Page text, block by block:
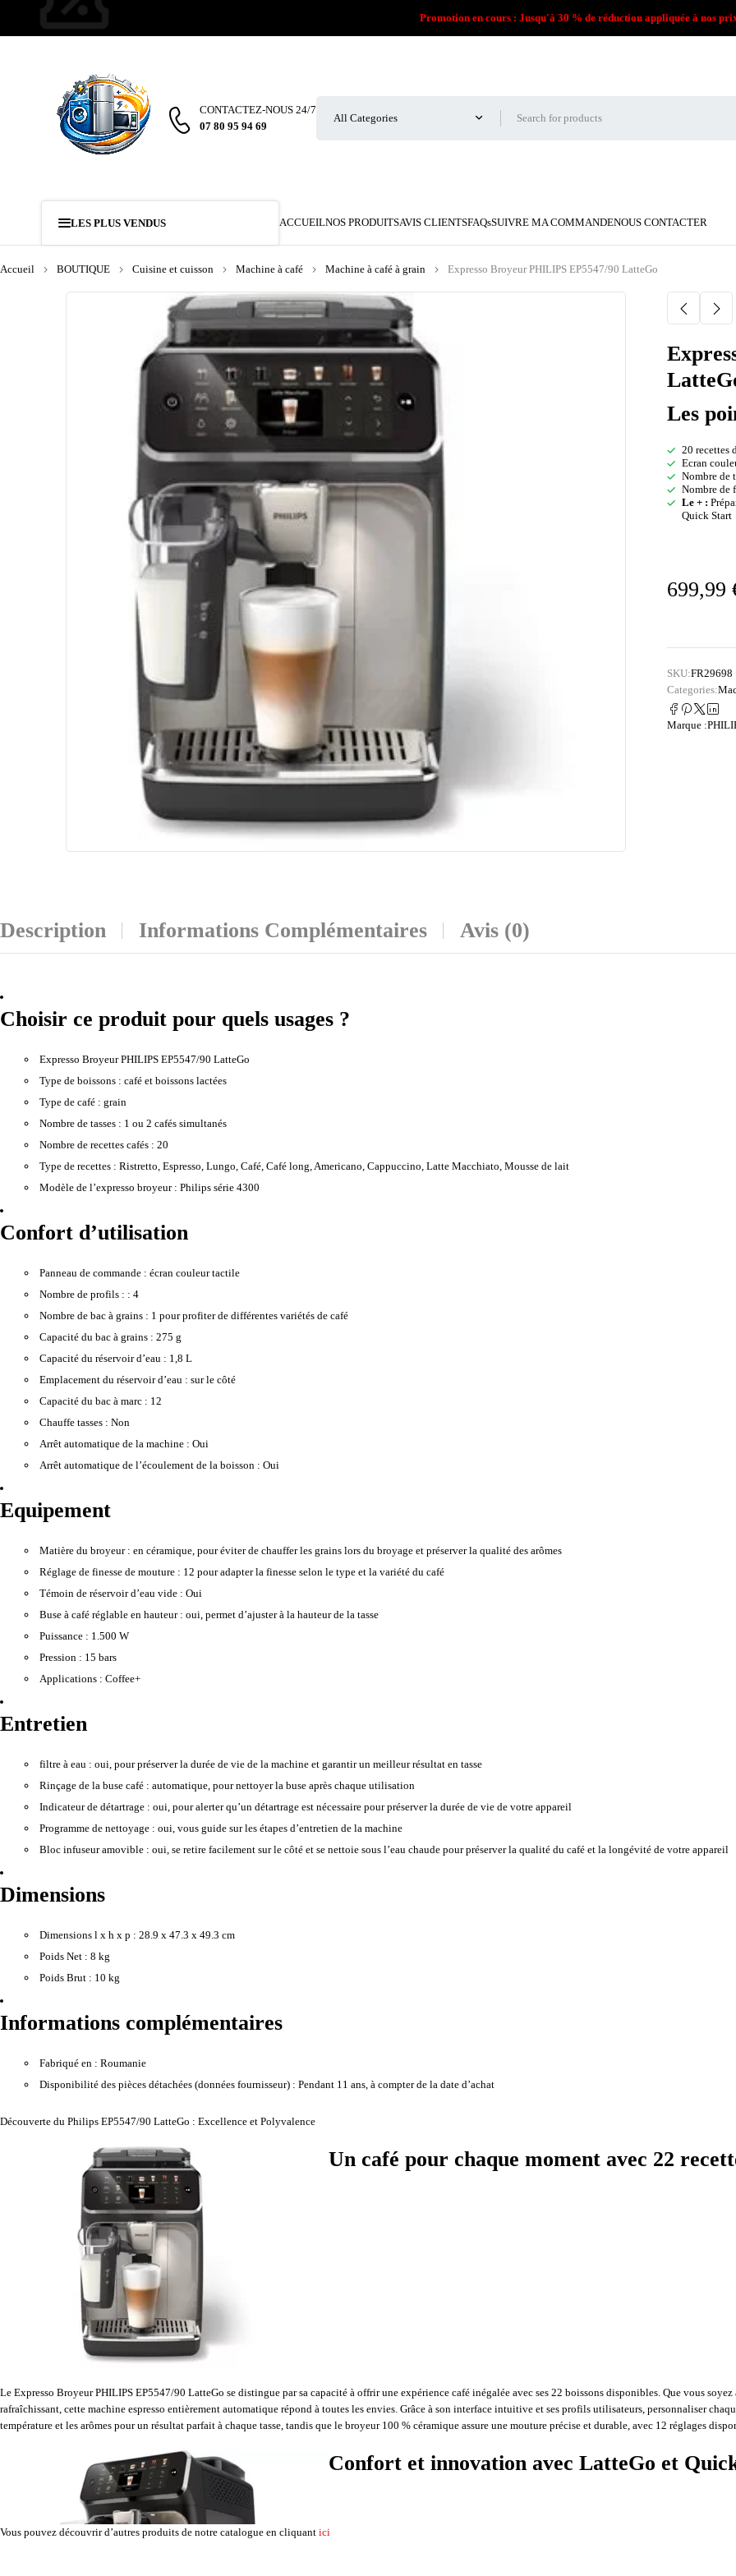
Promotion en cours : Jusqu'à 30 % de réduction appliquée à nos
CONTACTEZ-NOUS 24/7
07 80 95 94 69
LES PLUS VENDUS ACCUEILNOS PRODUITSAVIS CLIENTSFAQsSUIVRE MA COMMANDENOUS CONTACTER
Accueil BOUTIQUE Cuisine et cuisson Machine à café Machine à café à grain Expresso Broyeur PHILIPS EP5547/90 LatteGo
Les
20 recettes
Ecran
Nombre de
Nombre de
Le + :
Quick Start
699,99
SKU:FR29698
Categories:
Marque :
Description Informations Complémentaires Avis (0)
Choisir ce produit pour quels usages ?
Expresso Broyeur PHILIPS EP5547/90 LatteGo
Type de boissons : café et boissons lactées
Type de café : grain
Nombre de tasses : 1 ou 2 cafés simultanés
Nombre de recettes cafés : 20
Type de recettes : Ristretto, Espresso, Lungo, Café, Café long, Americano, Cappuccino, Latte Macchiato, Mousse de lait
Modèle de l’expresso broyeur : Philips série 4300
Confort d’utilisation
Panneau de commande : écran couleur tactile
Nombre de profils : : 4
Nombre de bac à grains : 1 pour profiter de différentes variétés de café
Capacité du bac à grains : 275 g
Capacité du réservoir d’eau : 1,8 L
Emplacement du réservoir d’eau : sur le côté
Capacité du bac à marc : 12
Chauffe tasses : Non
Arrêt automatique de la machine : Oui
Arrêt automatique de l’écoulement de la boisson : Oui
Equipement
Matière du broyeur : en céramique, pour éviter de chauffer les grains lors du broyage et préserver la qualité des arômes
Réglage de finesse de mouture : 12 pour adapter la finesse selon le type et la variété du café
Témoin de réservoir d’eau vide : Oui
Buse à café réglable en hauteur : oui, permet d’ajuster à la hauteur de la tasse
Puissance : 1.500 W
Pression : 15 bars
Applications : Coffee+
Entretien
filtre à eau : oui, pour préserver la durée de vie de la machine et garantir un meilleur résultat en tasse
Rinçage de la buse café : automatique, pour nettoyer la buse après chaque utilisation
Indicateur de détartrage : oui, pour alerter qu’un détartrage est nécessaire pour préserver la durée de vie de votre appareil
Programme de nettoyage : oui, vous guide sur les étapes d’entretien de la machine
Bloc infuseur amovible : oui, se retire facilement sur le côté et se nettoie sous l’eau chaude pour préserver la qualité du café et la longévité de votre appareil
Dimensions
Dimensions l x h x p : 28.9 x 47.3 x 49.3 cm
Poids Net : 8 kg
Poids Brut : 10 kg
Informations complémentaires
Fabriqué en : Roumanie
Disponibilité des pièces détachées (données fournisseur) : Pendant 11 ans, à compter de la date d’achat
Découverte du Philips EP5547/90 LatteGo : Excellence et Polyvalence
Un café pour chaque moment avec 22
Le Expresso Broyeur PHILIPS EP5547/90 LatteGo se distingue par sa capacité à offrir une expérience café inégalée avec ses 22 boissons disponibles. Que vous
rafraîchissant, cette machine espresso entièrement automatique répond à toutes les envies. Grâce à son interface intuitive et ses profils utilisateurs, personnaliser
température et les arômes pour un résultat parfait à chaque tasse, tandis que le broyeur 100 % céramique assure une mouture précise et durable, avec 12 réglages
Confort et innovation avec LatteGo et
Vous pouvez découvrir d’autres produits de notre catalogue en cliquant ici